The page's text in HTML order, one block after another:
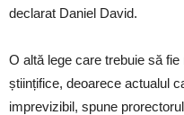
declarat Daniel David.
O altă lege care trebuie să
științifice, deoarece actualul
imprevizibil, spune